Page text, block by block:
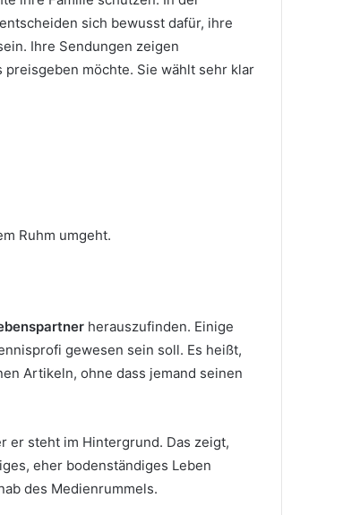
sich bewusst dafür, ihre
Ihre Sendungen zeigen
möchte. Sie wählt sehr klar
Ruhm umgeht.
herauszufinden. Einige
gewesen sein soll. Es heißt,
Artikeln, ohne dass jemand seinen
er steht im Hintergrund. Das zeigt,
eher bodenständiges Leben
des Medienrummels.